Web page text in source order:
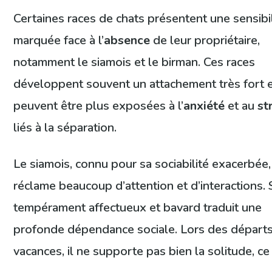
Certaines races de chats présentent une
marquée face à l’absence de leur propriétaire,
notamment le siamois et le birman. Ces races
développent souvent un attachement très fort
peuvent être plus exposées à l’anxiété et au
liés à la séparation.
Le siamois, connu pour sa sociabilité exacerbée,
réclame beaucoup d’attention et d’interactions.
tempérament affectueux et bavard traduit une
profonde dépendance sociale. Lors des
vacances, il ne supporte pas bien la solitude,